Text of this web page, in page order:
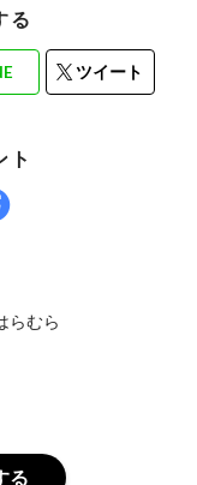
る
ツイート
ト
らむら
る